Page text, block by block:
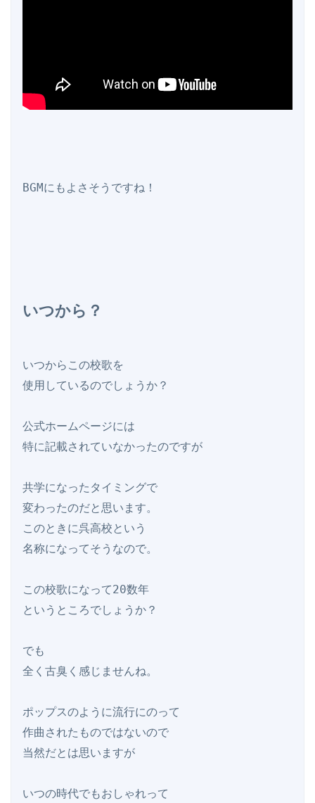
BGMにもよさそうですね！
いつから？
いつからこの校歌を
使用しているのでしょうか？
公式ホームページには
特に記載されていなかったのですが
共学になったタイミングで
変わったのだと思います。
このときに呉高校という
名称になってそうなので。
この校歌になって20数年
というところでしょうか？
でも
全く古臭く感じませんね。
ポップスのように流行にのって
作曲されたものではないので
当然だとは思いますが
いつの時代でもおしゃれって